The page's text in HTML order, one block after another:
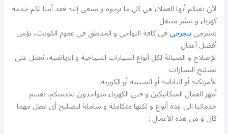
لأن ثقتكم أيها العملاء هي كل ما نرجوه و نسعى إليه فقد أمنا لكم خدمة
كهرباء و بنشر متنقل
بنشرجيبنجرجيفي كافة النواحي و المناطق في عموم الكويت، نؤمن
أفضل أعمال
الإصلاح و الصيانة لكل أنواع السيارات السياحية و الرياضية، نعمل على
تصليح السيارات
الأمريكية أو اليابانية أو الصينية أو الكورية،
أمهر العمال الميكانيكين و فني الكهرباء متواجدون لخدمتكم. تقسم
خدماتنا الى عدة أنواع و لكنها متكاملة و شاملة لتصليح أي عطل مهما
كان و من هذه الأعمال :